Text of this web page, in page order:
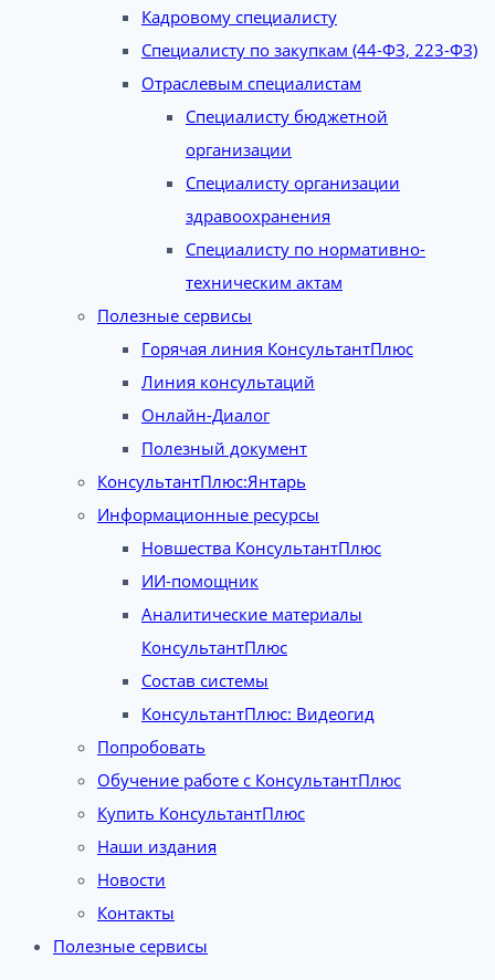
Кадровому специалисту
Специалисту по закупкам (44-ФЗ, 223-ФЗ)
Отраслевым специалистам
Специалисту бюджетной
организации
Специалисту организации
здравоохранения
Специалисту по нормативно-
техническим актам
Полезные сервисы
Горячая линия КонсультантПлюс
Линия консультаций
Онлайн-Диалог
Полезный документ
КонсультантПлюс:Янтарь
Информационные ресурсы
Новшества КонсультантПлюс
ИИ-помощник
Аналитические материалы
КонсультантПлюс
Состав системы
КонсультантПлюс: Видеогид
Попробовать
Обучение работе с КонсультантПлюс
Купить КонсультантПлюс
Наши издания
Новости
Контакты
Полезные сервисы